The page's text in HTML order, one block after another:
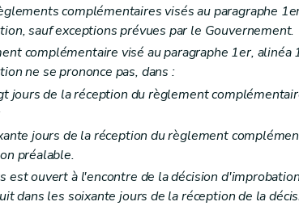
complémentaires visés au paragraphe
sauf exceptions prévues par le Gouvernement.
complémentaire visé au paragraphe 1er, alinéa
ne se prononce pas, dans :
jours de la réception du règlement
jours de la réception du règlement
préalable.
est ouvert à l'encontre de la décision
dans les soixante jours de la réception de la